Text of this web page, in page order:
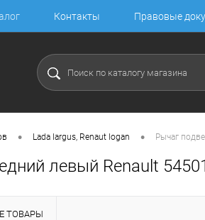
Контакты Правовые
• Lada largus, Renaut logan • Рычаг
левый Renault
ТОВАРЫ